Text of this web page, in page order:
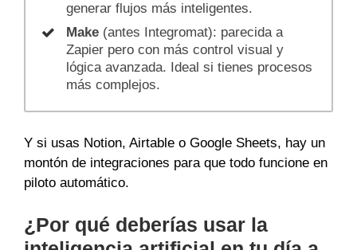
generar flujos más inteligentes.
Make (antes Integromat): parecida a
Zapier pero con más control visual y
lógica avanzada. Ideal si tienes procesos
más complejos.
Y si usas Notion, Airtable o Google Sheets, hay un
montón de integraciones para que todo funcione en
piloto automático.
¿Por qué deberías usar la